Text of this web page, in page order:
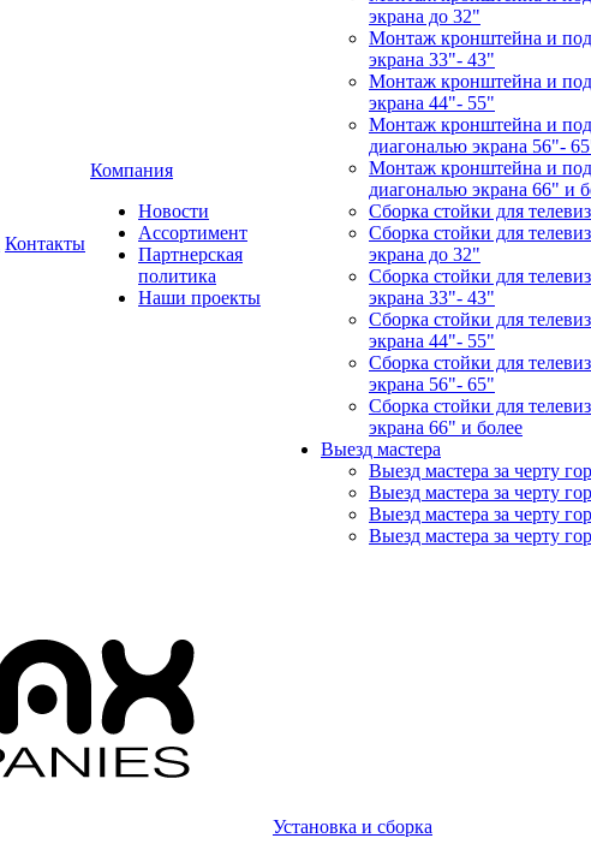
Контакты
Компания
Новости
Ассортимент
Партнерская
политика
Наши проекты
экрана до 32"
Монтаж кронштейна и
экрана 33"- 43"
Монтаж кронштейна и
экрана 44"- 55"
Монтаж кронштейна и
диагональю экрана 56"-
Монтаж кронштейна и
диагональю экрана 66" и
Сборка стойки для
Сборка стойки для
экрана до 32"
Сборка стойки для
экрана 33"- 43"
Сборка стойки для
экрана 44"- 55"
Сборка стойки для
экрана 56"- 65"
Сборка стойки для
экрана 66" и более
Выезд мастера
Выезд мастера за черту
Выезд мастера за черту
Выезд мастера за черту
Выезд мастера за черту
Установка и сборка